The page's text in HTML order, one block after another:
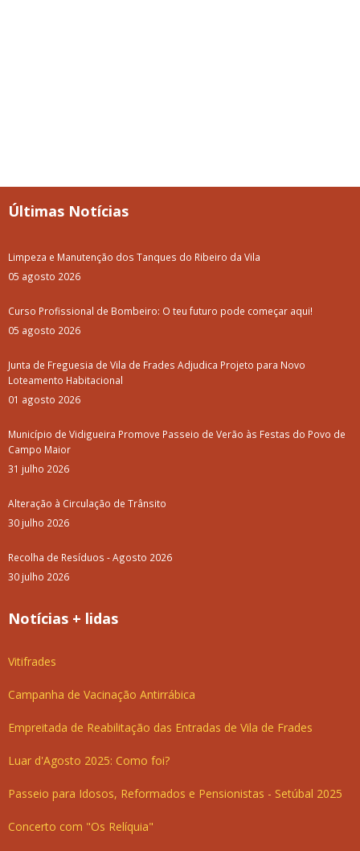
Últimas Notícias
Limpeza e Manutenção dos Tanques do Ribeiro da Vila
05 agosto 2026
Curso Profissional de Bombeiro: O teu futuro pode começar aqui!
05 agosto 2026
Junta de Freguesia de Vila de Frades Adjudica Projeto para Novo
Loteamento Habitacional
01 agosto 2026
Município de Vidigueira Promove Passeio de Verão às Festas do Povo de
Campo Maior
31 julho 2026
Alteração à Circulação de Trânsito
30 julho 2026
Recolha de Resíduos - Agosto 2026
30 julho 2026
Notícias + lidas
Vitifrades
Campanha de Vacinação Antirrábica
Empreitada de Reabilitação das Entradas de Vila de Frades
Luar d'Agosto 2025: Como foi?
Passeio para Idosos, Reformados e Pensionistas - Setúbal 2025
Concerto com "Os Relíquia"